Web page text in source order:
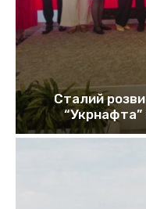
Сталий
“Укрнафта”